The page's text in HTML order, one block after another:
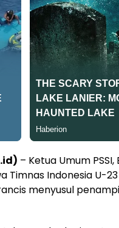
– Ketua Umum
Timnas Indonesia U-
menyusul